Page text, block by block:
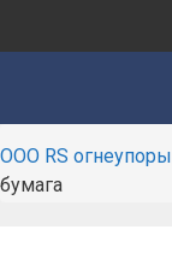
content
ООО RS огнеупоры
бумага